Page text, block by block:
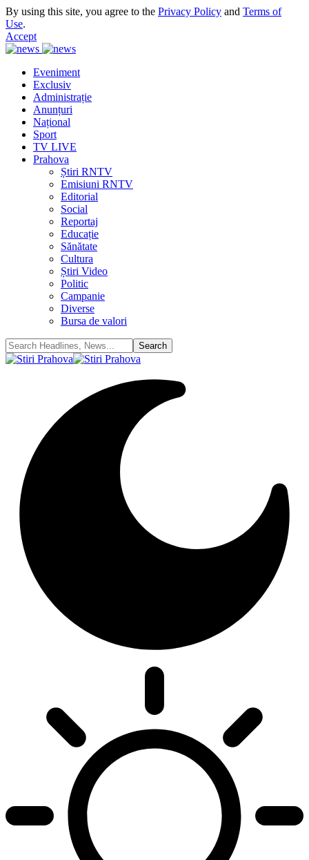
By using this site, you agree to the Privacy Policy and Terms of
Use.
Accept
Eveniment
Exclusiv
Administrație
Anunțuri
Național
Sport
TV LIVE
Prahova
Știri RNTV
Emisiuni RNTV
Editorial
Social
Reportaj
Educație
Sănătate
Cultura
Știri Video
Politic
Campanie
Diverse
Bursa de valori